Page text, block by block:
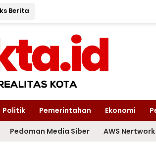
Berita
Politik Pemerintahan Ekonomi
Pedoman Media Siber AWS Nertwork